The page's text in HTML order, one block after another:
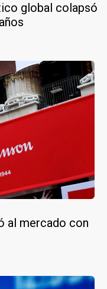
global colapsó
al mercado con